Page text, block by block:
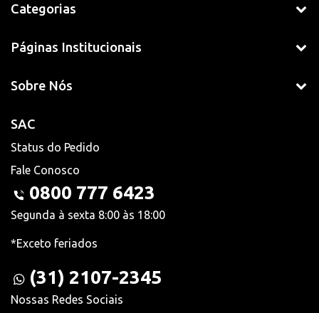
Categorias
Páginas Institucionais
Sobre Nós
SAC
Status do Pedido
Fale Conosco
0800 777 6423
Segunda à sexta 8:00 às 18:00
*Exceto feriados
(31) 2107-2345
Nossas Redes Sociais